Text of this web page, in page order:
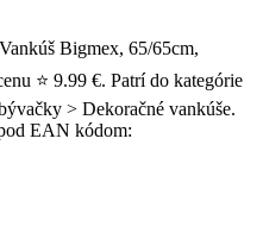
Bigmex, 65/65cm,
⭐ 9.99 €. Patrí do kategórie
> Dekoračné vankúše.
EAN kódom: